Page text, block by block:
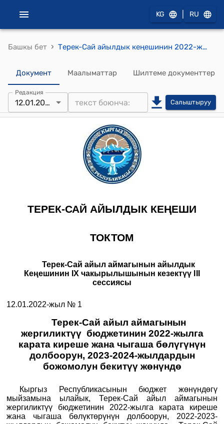
KG RU
Башкы бет › Терек-Сай айылдык кеңешинин 2022-жылдын 12-январындагы № 1 "Терек-Сай айыл аймагынын жергиликтүү бюджетинин 2022-жылга карата киреше жана чыгаша бөлүгүнүн долбоорун, 2023-2024-жылдардын божомолун бекитүү жөнүндө" токтому
Документ Маалыматтар Шилтеме документтер
Редакция
12.01.2022 Салыштыруу